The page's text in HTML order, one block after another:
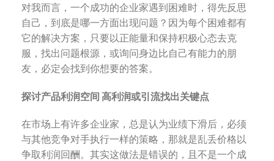
对我而言，一个成功的企业家遇到困难时，得先反思
自己，到底是哪一方面出现问题？因为每个困难都有
它的解决方案，只要以正能量和保持积极心态去克
服，找出问题根源，或询问身边比自己有能力的朋
友，必定会找到你想要的答案。
探讨产品利润空间 高利润或引流找出关键点
在市场上有许多企业家，总是认为业绩下滑后，必须
与其他竞争对手执行一样的策略，那就是乱丢价格以
争取利润回酬。其实这做法是错误的，且不是一个成